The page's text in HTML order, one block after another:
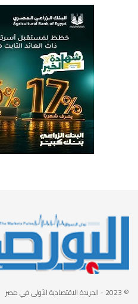
© 2023 - الجريدة الاقتصادية الأولى في مصر